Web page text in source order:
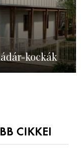
kockák
CIKKEI